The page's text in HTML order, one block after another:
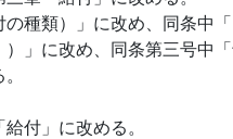
種類）」に改め、同条中
）」に改め、同条第三号中
付」に改める。